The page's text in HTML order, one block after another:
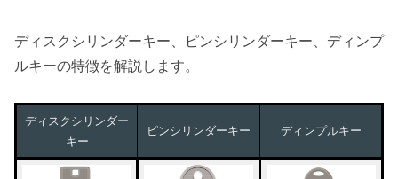
ディスクシリンダーキー、ピンシリンダーキー、ディンプ
ルキーの特徴を解説します。
ディスクシリンダー
キー
ピンシリンダーキー ディンプルキー